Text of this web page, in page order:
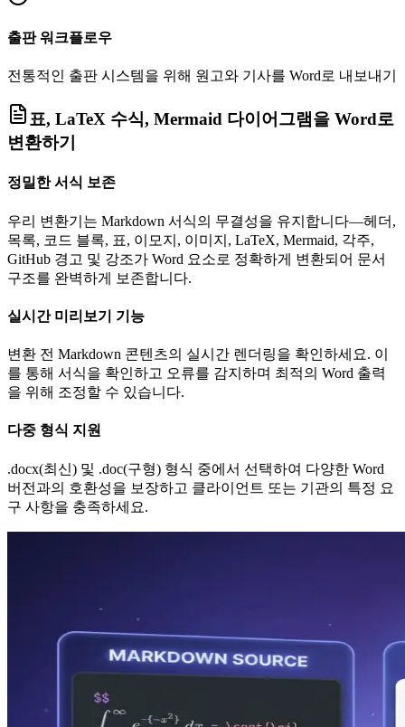
출판 워크플로우
전통적인 출판 시스템을 위해 원고와 기사를 Word로 내보내기
표, LaTeX 수식, Mermaid 다이어그램을 Word로
변환하기
정밀한 서식 보존
우리 변환기는 Markdown 서식의 무결성을 유지합니다—헤더,
목록, 코드 블록, 표, 이모지, 이미지, LaTeX, Mermaid, 각주,
GitHub 경고 및 강조가 Word 요소로 정확하게 변환되어 문서
구조를 완벽하게 보존합니다.
실시간 미리보기 기능
변환 전 Markdown 콘텐츠의 실시간 렌더링을 확인하세요. 이
를 통해 서식을 확인하고 오류를 감지하며 최적의 Word 출력
을 위해 조정할 수 있습니다.
다중 형식 지원
.docx(최신) 및 .doc(구형) 형식 중에서 선택하여 다양한 Word
버전과의 호환성을 보장하고 클라이언트 또는 기관의 특정 요
구 사항을 충족하세요.